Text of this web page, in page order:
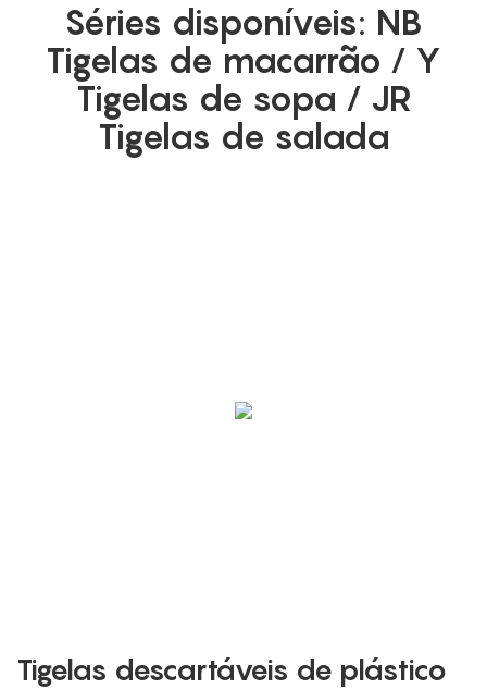
Séries disponíveis: NB
Tigelas de macarrão / Y
Tigelas de sopa / JR
Tigelas de salada
Tigelas descartáveis ​​de plástico